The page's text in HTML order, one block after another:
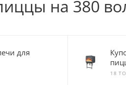
на 380
для
18